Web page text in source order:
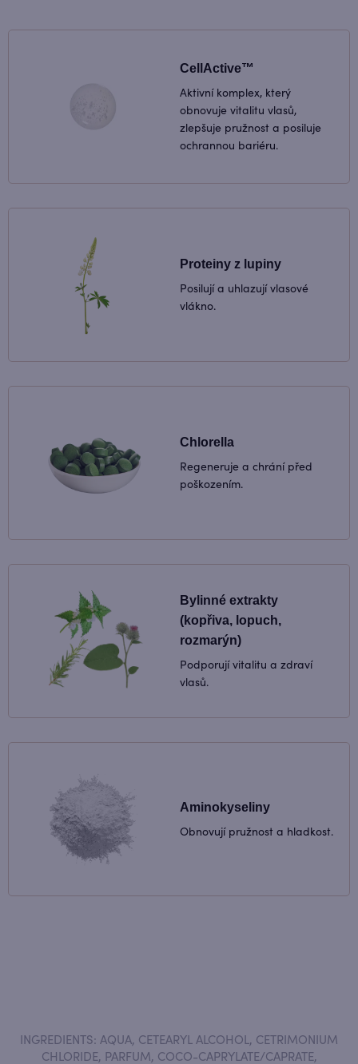
CellActive™
Aktivní komplex, který
obnovuje vitalitu vlasů,
zlepšuje pružnost a posiluje
ochrannou bariéru.
Proteiny z lupiny
Posilují a uhlazují vlasové
vlákno.
Chlorella
Regeneruje a chrání před
poškozením.
Bylinné extrakty
(kopřiva, lopuch,
rozmarýn)
Podporují vitalitu a zdraví
vlasů.
Aminokyseliny
Obnovují pružnost a hladkost.
INGREDIENTS: AQUA, CETEARYL ALCOHOL, CETRIMONIUM
CHLORIDE, PARFUM, COCO-CAPRYLATE/CAPRATE,